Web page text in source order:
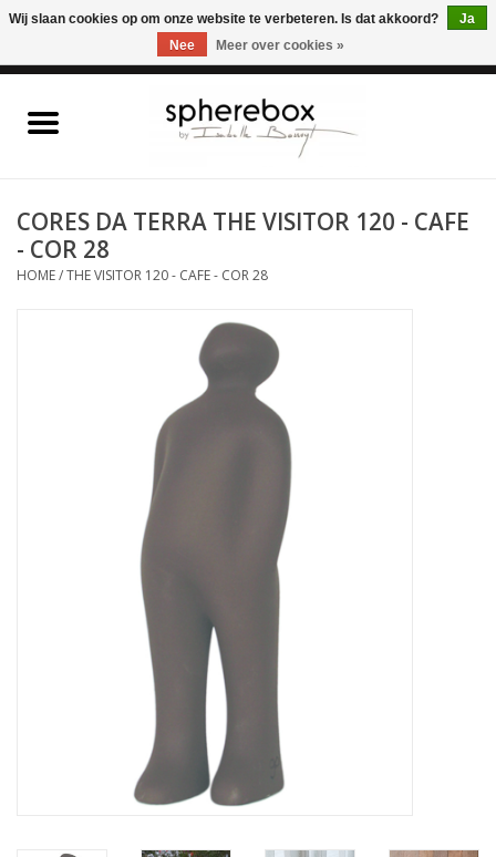
Home
MEUBELEN
CORES DA TERRA THE VISITOR 120 - CAFE
- COR 28
HOME/THE VISITOR 120 - CAFE - COR 28
Wij slaan cookies op om onze website te verbeteren. Is dat akkoord?
Ja
Nee
Meer over cookies »
ONLINE WINKEL VOOR WOONACCESSOIRES, MEUBELEN & KUNST – GRATIS